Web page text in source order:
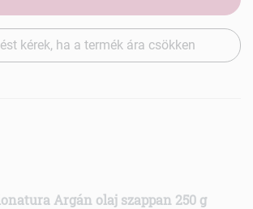
kérek, ha a termék ára csökken
Argán olaj szappan 250 g